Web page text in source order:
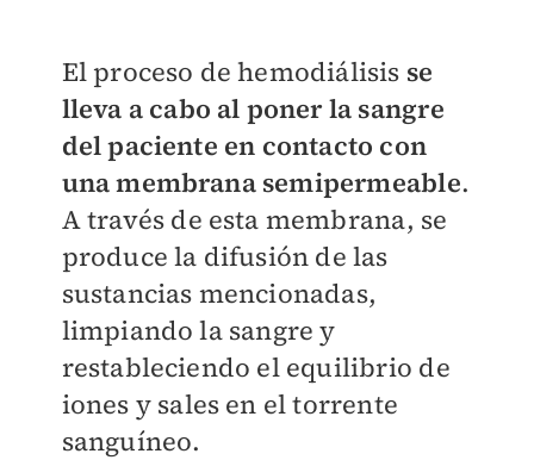
El proceso de hemodiálisis se
lleva a cabo al poner la sangre
del paciente en contacto con
una membrana semipermeable.
A través de esta membrana, se
produce la difusión de las
sustancias mencionadas,
limpiando la sangre y
restableciendo el equilibrio de
iones y sales en el torrente
sanguíneo.